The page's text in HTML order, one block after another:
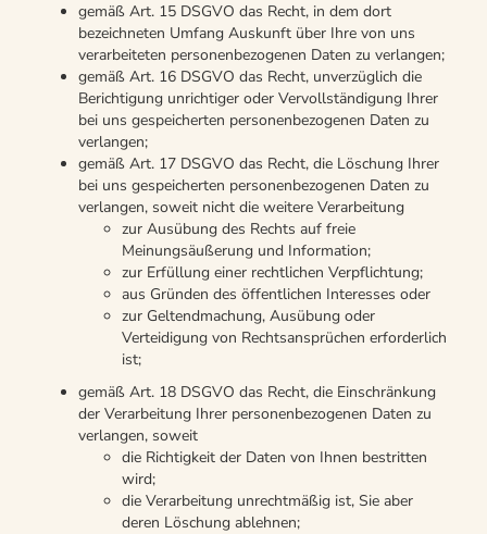
gemäß Art. 15 DSGVO das Recht, in dem dort
bezeichneten Umfang Auskunft über Ihre von uns
verarbeiteten personenbezogenen Daten zu verlangen;
gemäß Art. 16 DSGVO das Recht, unverzüglich die
Berichtigung unrichtiger oder Vervollständigung Ihrer
bei uns gespeicherten personenbezogenen Daten zu
verlangen;
gemäß Art. 17 DSGVO das Recht, die Löschung Ihrer
bei uns gespeicherten personenbezogenen Daten zu
verlangen, soweit nicht die weitere Verarbeitung
zur Ausübung des Rechts auf freie
Meinungsäußerung und Information;
zur Erfüllung einer rechtlichen Verpflichtung;
aus Gründen des öffentlichen Interesses oder
zur Geltendmachung, Ausübung oder
Verteidigung von Rechtsansprüchen erforderlich
ist;
gemäß Art. 18 DSGVO das Recht, die Einschränkung
der Verarbeitung Ihrer personenbezogenen Daten zu
verlangen, soweit
die Richtigkeit der Daten von Ihnen bestritten
wird;
die Verarbeitung unrechtmäßig ist, Sie aber
deren Löschung ablehnen;